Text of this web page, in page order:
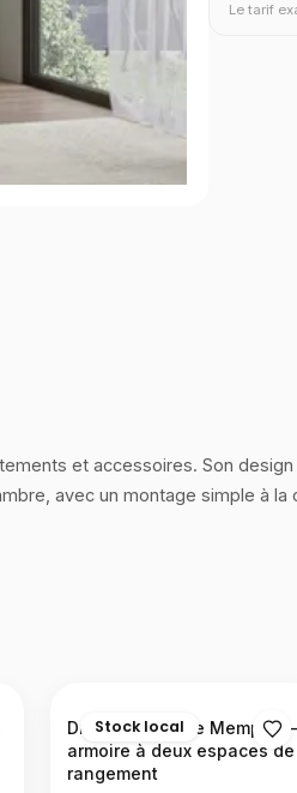
Le tarif
et accessoires. Son design
avec un montage simple à la
Stock local
Dressing double Memphis
armoire à deux espaces de
rangement